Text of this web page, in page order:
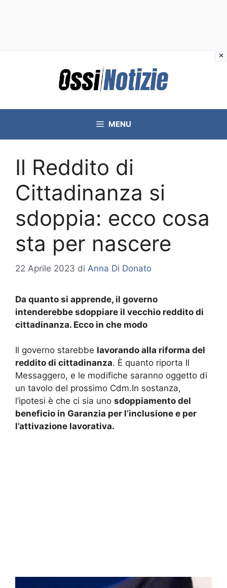
MENU
Il Reddito di
Cittadinanza si
sdoppia: ecco cosa
sta per nascere
22 Aprile 2023 di Anna Di Donato
Da quanto si apprende, il governo
intenderebbe sdoppiare il vecchio reddito di
cittadinanza. Ecco in che modo
Il governo starebbe lavorando alla riforma del
reddito di cittadinanza. È quanto riporta Il
Messaggero, e le modifiche saranno oggetto di
un tavolo del prossimo Cdm.In sostanza,
l’ipotesi è che ci sia uno sdoppiamento del
beneficio in Garanzia per l’inclusione e per
l’attivazione lavorativa.